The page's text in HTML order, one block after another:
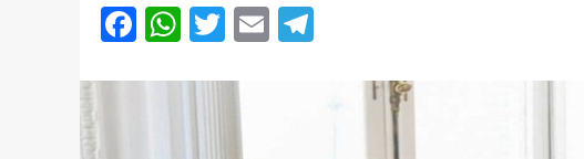
Facebook
WhatsApp
Twitter
Email